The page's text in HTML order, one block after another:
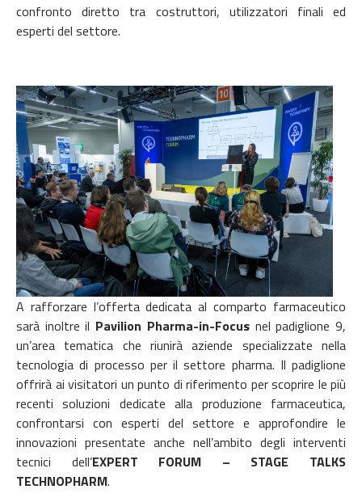
confronto diretto tra costruttori, utilizzatori finali ed
esperti del settore.
A rafforzare l’offerta dedicata al comparto farmaceutico
sarà inoltre il Pavilion Pharma-in-Focus nel padiglione 9,
un’area tematica che riunirà aziende specializzate nella
tecnologia di processo per il settore pharma. Il padiglione
offrirà ai visitatori un punto di riferimento per scoprire le più
recenti soluzioni dedicate alla produzione farmaceutica,
confrontarsi con esperti del settore e approfondire le
innovazioni presentate anche nell’ambito degli interventi
tecnici dell’EXPERT FORUM – STAGE TALKS
TECHNOPHARM.